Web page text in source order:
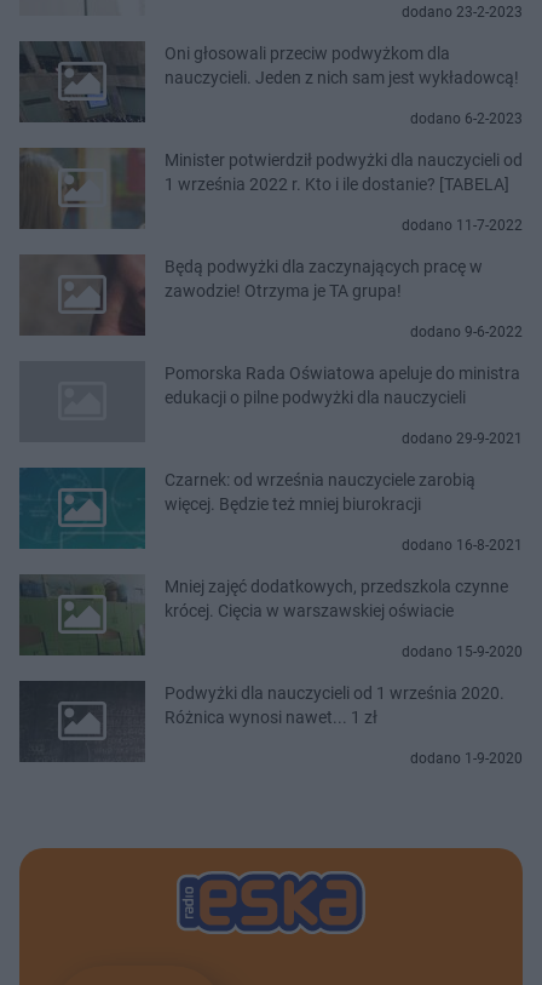
dodano 23-2-2023
Oni głosowali przeciw podwyżkom dla
nauczycieli. Jeden z nich sam jest wykładowcą!
dodano 6-2-2023
Minister potwierdził podwyżki dla nauczycieli od
1 września 2022 r. Kto i ile dostanie? [TABELA]
dodano 11-7-2022
Będą podwyżki dla zaczynających pracę w
zawodzie! Otrzyma je TA grupa!
dodano 9-6-2022
Pomorska Rada Oświatowa apeluje do ministra
edukacji o pilne podwyżki dla nauczycieli
dodano 29-9-2021
Czarnek: od września nauczyciele zarobią
więcej. Będzie też mniej biurokracji
dodano 16-8-2021
Mniej zajęć dodatkowych, przedszkola czynne
krócej. Cięcia w warszawskiej oświacie
dodano 15-9-2020
Podwyżki dla nauczycieli od 1 września 2020.
Różnica wynosi nawet... 1 zł
dodano 1-9-2020